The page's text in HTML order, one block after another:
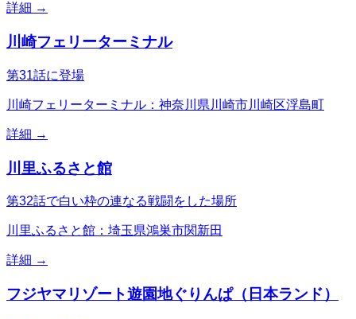
詳細 →
川崎フェリーターミナル
第31話に登場
川崎フェリーターミナル：神奈川県川崎市川崎区浮島町
詳細 →
川里ふるさと館
第32話で白い枠の連なる戦闘をした場所
川里ふるさと館：埼玉県鴻巣市関新田
詳細 →
フジヤマリゾート遊園地ぐりんぱ（日本ランド）